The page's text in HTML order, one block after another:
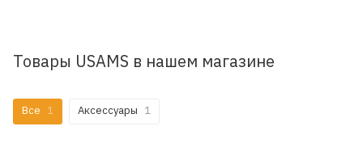
Товары USAMS в нашем магазине
Все 1 Аксессуары 1